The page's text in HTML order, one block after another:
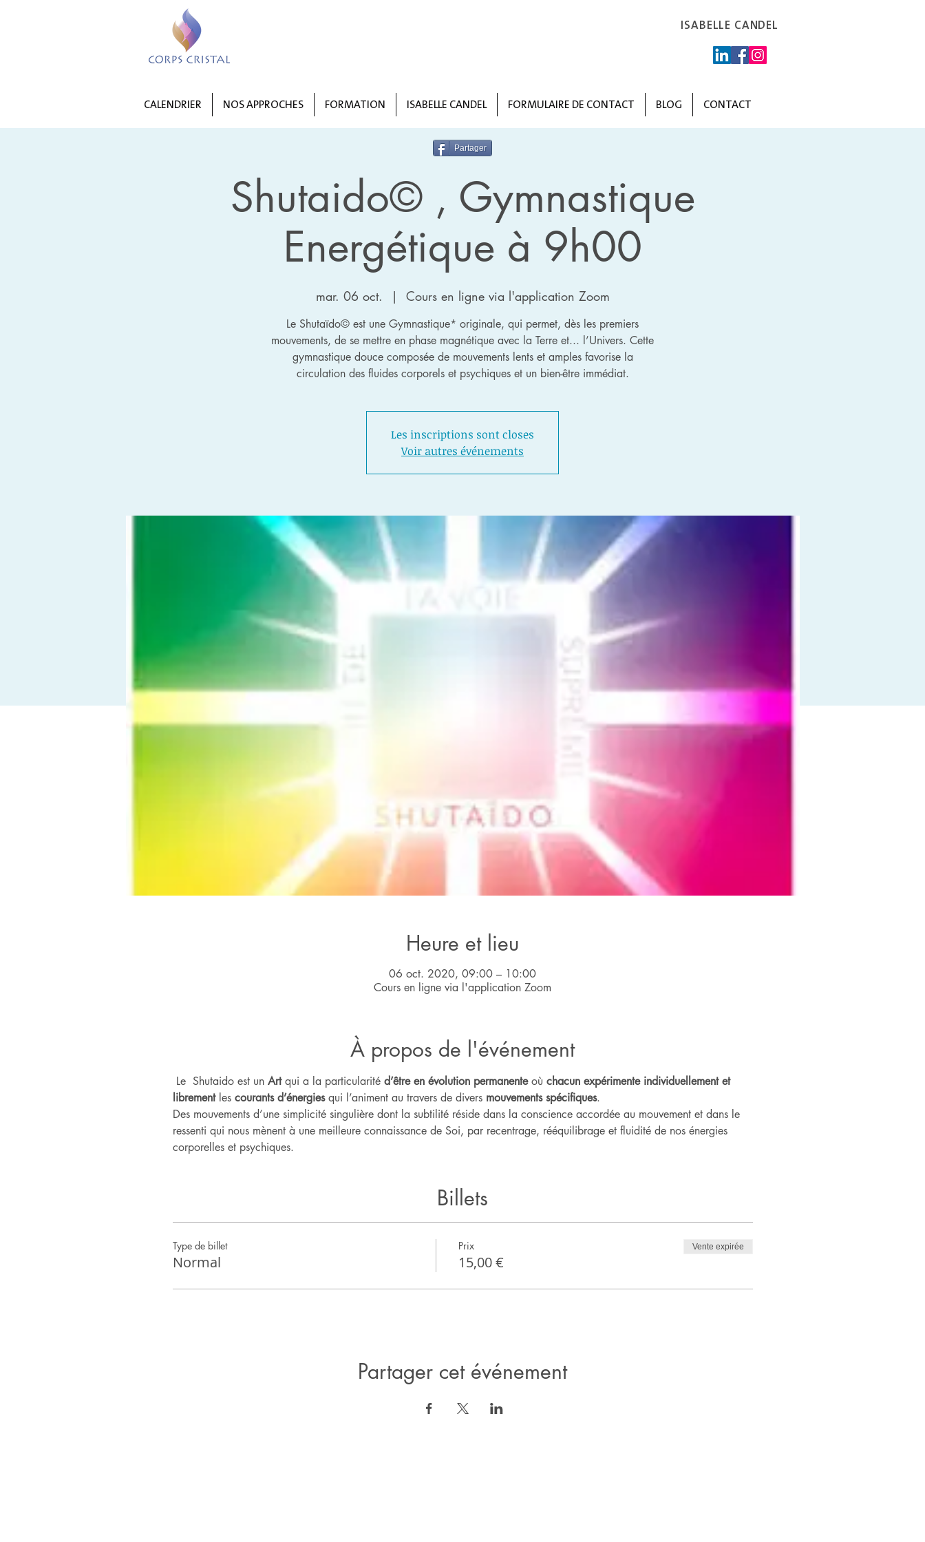
ISABELLE CANDEL
CALENDRIER NOS APPROCHES FORMATION ISABELLE CANDEL FORMULAIRE DE CONTACT BLOG CONTACT
Shutaido© , Gymnastique
Energétique à 9h00
mar. 06 oct.
  |
Cours en ligne via l'application Zoom
Le Shutaïdo© est une Gymnastique* originale, qui permet, dès les premiers
mouvements, de se mettre en phase magnétique avec la Terre et... l’Univers. Cette
gymnastique douce composée de mouvements lents et amples favorise la
circulation des fluides corporels et psychiques et un bien-être immédiat.
Les inscriptions sont closes
Voir autres événements
Heure et lieu
06 oct. 2020, 09:00 – 10:00
Cours en ligne via l'application Zoom
À propos de l'événement
Le  Shutaido est un Art qui a la particularité d’être en évolution permanente où chacun expérimente individuellement et
librement les courants d’énergies qui l’animent au travers de divers mouvements spécifiques.
Des mouvements d’une simplicité singulière dont la subtilité réside dans la conscience accordée au mouvement et dans le
ressenti qui nous mènent à une meilleure connaissance de Soi, par recentrage, rééquilibrage et fluidité de nos énergies
corporelles et psychiques.
Billets
Type de billet
Normal
Prix
15,00 €
Vente expirée
Partager cet événement
Partager